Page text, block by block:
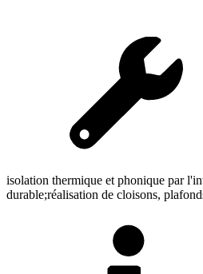
isolation thermique et phonique par
durable;réalisation de cloisons,